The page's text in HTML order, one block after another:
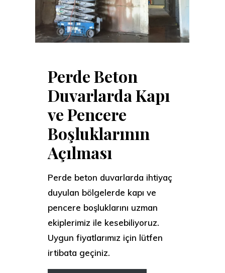
Perde Beton
Duvarlarda Kapı
ve Pencere
Boşluklarının
Açılması
Perde beton duvarlarda ihtiyaç
duyulan bölgelerde kapı ve
pencere boşluklarını uzman
ekiplerimiz ile kesebiliyoruz.
Uygun fiyatlarımız için lütfen
irtibata geçiniz.